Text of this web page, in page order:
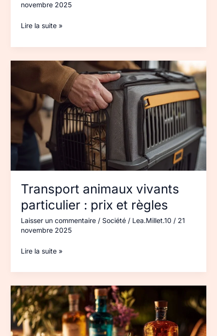
novembre 2025
Lire la suite »
Transport animaux vivants
particulier : prix et règles
Laisser un commentaire / Société/ Lea.Millet.10 / 21
novembre 2025
Transport
vivants
particulier :
prix
et
règles
Lire la suite »
Prix
des
alcools
en